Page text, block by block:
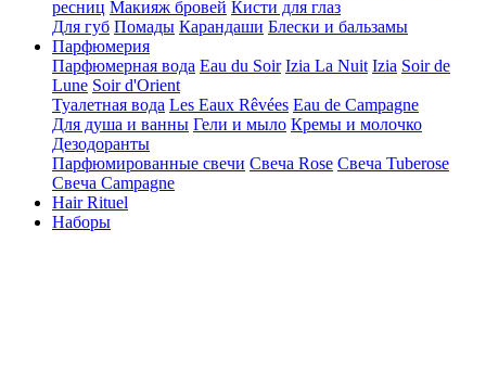
ресниц Макияж бровей Кисти для глаз
Для губ Помады Карандаши Блески и бальзамы
Парфюмерия
Парфюмерная вода Eau du Soir Izia La Nuit Izia Soir de
Lune Soir d'Orient
Туалетная вода Les Eaux Rêvées Eau de Campagne
Для душа и ванны Гели и мыло Кремы и молочко
Дезодоранты
Парфюмированные свечи Свеча Rose Свеча Tuberose
Свеча Campagne
Hair Rituel
Наборы